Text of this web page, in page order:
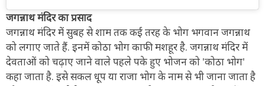
जगन्नाथ मंदिर का प्रसाद
जगन्नाथ मंदिर में सुबह से शाम तक कई तरह के भोग भगवान जगन्नाथ
को लगाए जाते हैं. इनमें कोठा भोग काफी मशहूर है. जगन्नाथ मंदिर में
देवताओं को चढ़ाए जाने वाले पहले पके हुए भोजन को 'कोठा भोग'
कहा जाता है. इसे सकल धूप या राजा भोग के नाम से भी जाना जाता है